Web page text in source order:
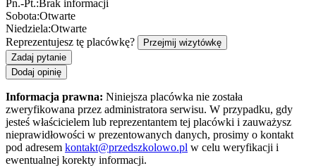
Pn.-Pt.:Brak informacji
Sobota:Otwarte
Niedziela:Otwarte
Reprezentujesz tę placówkę?
Przejmij wizytówkę
Zadaj pytanie
Dodaj opinię
Informacja prawna: Niniejsza placówka nie została
zweryfikowana przez administratora serwisu. W przypadku, gdy
jesteś właścicielem lub reprezentantem tej placówki i zauważysz
nieprawidłowości w prezentowanych danych, prosimy o kontakt
pod adresem kontakt@przedszkolowo.pl w celu weryfikacji i
ewentualnej korekty informacji.